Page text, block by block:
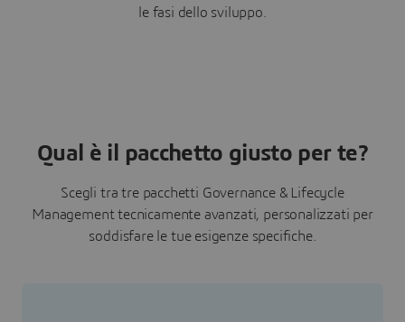
le fasi dello sviluppo.
Qual è il pacchetto giusto per te?
Scegli tra tre pacchetti Governance & Lifecycle
Management tecnicamente avanzati, personalizzati per
soddisfare le tue esigenze specifiche.